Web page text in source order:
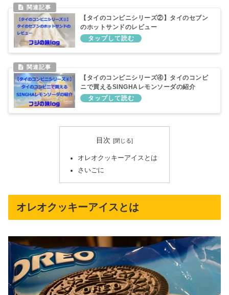
【タイのコンビニシリーズ②】タイのセブン
のホットサンドのレビュー
【タイのコンビニシリーズ④】タイのコンビ
ニで買えるSINGHAレモンソーダの紹介
目次
オレオクッキーアイスとは
さいごに
オレオクッキーアイスとは